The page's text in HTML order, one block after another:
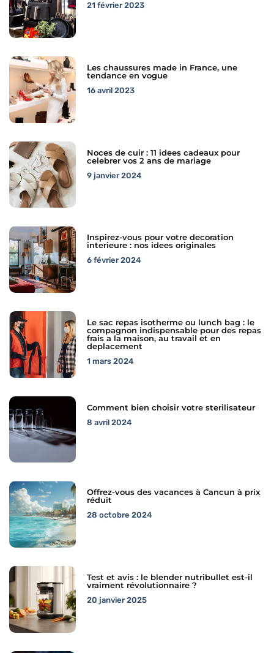
21 février 2023
Les chaussures made in France, une
tendance en vogue
16 avril 2023
Noces de cuir : 11 idees cadeaux pour
celebrer vos 2 ans de mariage
9 janvier 2024
Inspirez-vous pour votre decoration
interieure : nos idees originales
6 février 2024
Le sac repas isotherme ou lunch bag : le
compagnon indispensable pour des repas
frais a la maison, au travail et en
deplacement
1 mars 2024
Comment bien choisir votre sterilisateur
8 avril 2024
Offrez-vous des vacances à Cancun à prix
réduit
28 octobre 2024
Test et avis : le blender nutribullet est-il
vraiment révolutionnaire ?
20 janvier 2025